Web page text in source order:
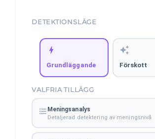
DETEKTIONSLÄGE
Grundläggande Förskott
VALFRIA TILLÄGG
Meningsanalys
Detaljerad detektering av meningsnivå